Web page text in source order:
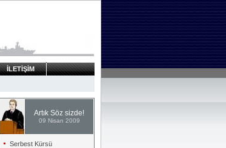
İLETİŞİM
Artık Söz sizde!
09 Nisan 2009
Serbest Kürsü